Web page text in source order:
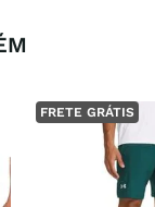
FRETE GRÁTIS